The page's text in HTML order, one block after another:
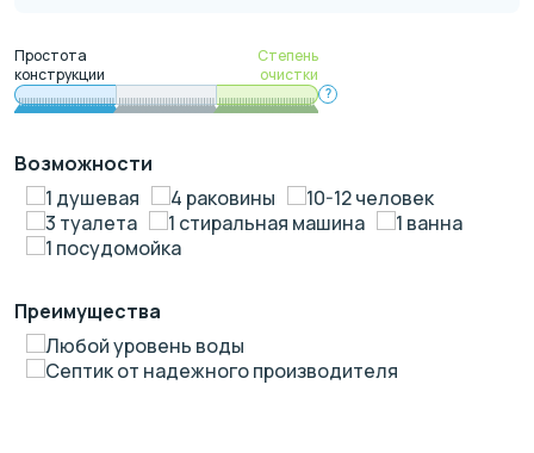
Простота
конструкции
Степень
очистки
?
Возможности
1 душевая
4 раковины
10-12 человек
3 туалета
1 стиральная машина
1 ванна
1 посудомойка
Преимущества
Любой уровень воды
Септик от надежного производителя